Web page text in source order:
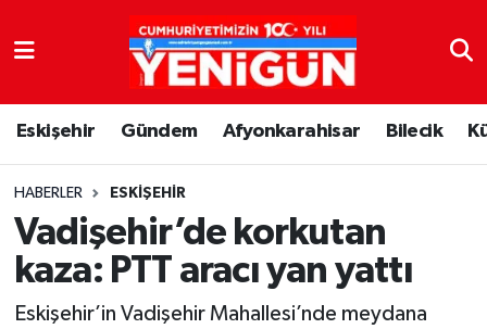
Eskişehir Gündem Afyonkarahisar Bilecik
HABERLER ESKIŞEHIR
Vadişehir’de korkutan
kaza: PTT aracı yan yattı
Eskişehir’in Vadişehir Mahallesi’nde meydana
Nöbetçi Eczaneler
Hava Durumu
Trafik Durumu
Süper Lig Puan Durumu ve Fikstür
Tüm Manşetler